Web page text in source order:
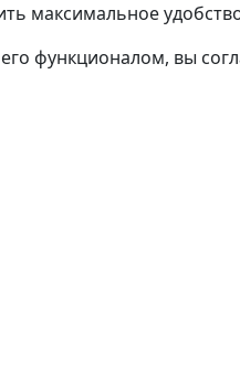
максимальное
функционалом, вы